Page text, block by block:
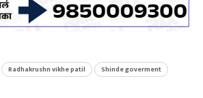
Radhakrushn vikhe patil Shinde goverment